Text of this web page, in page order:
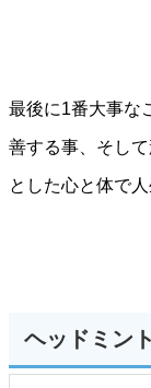
最後に1番大事な
善する事、そし
とした心と体で
ヘッドミン